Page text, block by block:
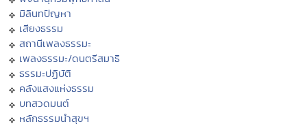
มิลินทปัญหา
เสียงธรรม
สถานีเพลงธรรมะ
เพลงธรรมะ/ดนตรีสมาธิ
ธรรมะปฏิบัติ
คลังแสงแห่งธรรม
บทสวดมนต์
หลักธรรมนำสุขฯ